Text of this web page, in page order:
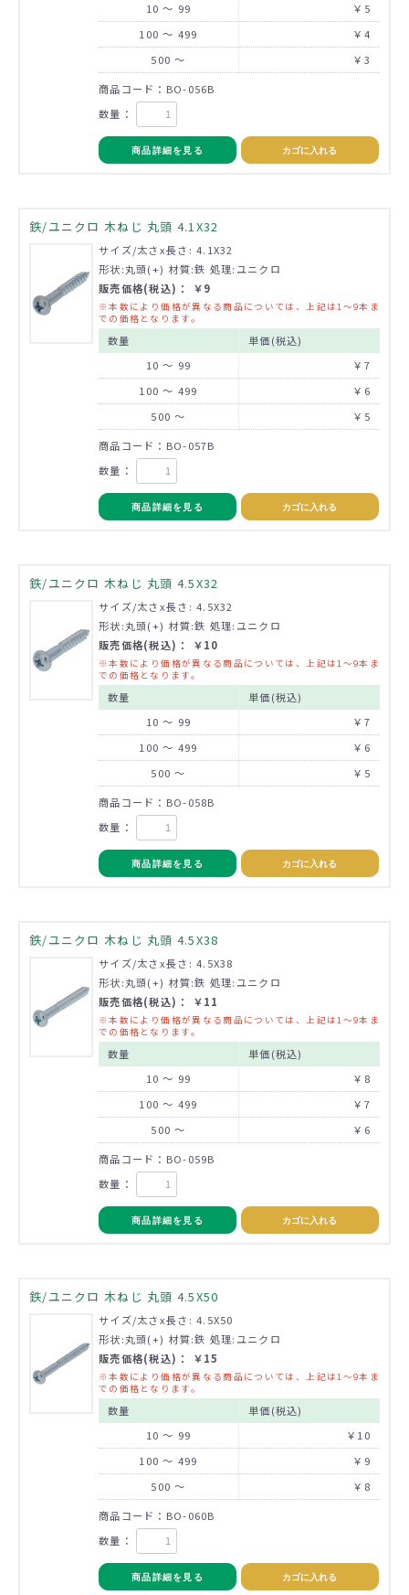
10 ～ 99
￥5
100 ～ 499
￥4
500 ～
￥3
商品コード：BO-056B
数量：
商品詳細を見る カゴに入れる
鉄/ユニクロ 木ねじ 丸頭 4.1X32
サイズ/太さx長さ: 4.1X32
形状:丸頭(+) 材質:鉄 処理:ユニクロ
販売価格(税込)： ￥9
※本数により価格が異なる商品については、上記は1～9本ま
での価格となります。
数量
単価(税込)
10 ～ 99
￥7
100 ～ 499
￥6
500 ～
￥5
商品コード：BO-057B
数量：
商品詳細を見る カゴに入れる
鉄/ユニクロ 木ねじ 丸頭 4.5X32
サイズ/太さx長さ: 4.5X32
形状:丸頭(+) 材質:鉄 処理:ユニクロ
販売価格(税込)： ￥10
※本数により価格が異なる商品については、上記は1～9本ま
での価格となります。
数量
単価(税込)
10 ～ 99
￥7
100 ～ 499
￥6
500 ～
￥5
商品コード：BO-058B
数量：
商品詳細を見る カゴに入れる
鉄/ユニクロ 木ねじ 丸頭 4.5X38
サイズ/太さx長さ: 4.5X38
形状:丸頭(+) 材質:鉄 処理:ユニクロ
販売価格(税込)： ￥11
※本数により価格が異なる商品については、上記は1～9本ま
での価格となります。
数量
単価(税込)
10 ～ 99
￥8
100 ～ 499
￥7
500 ～
￥6
商品コード：BO-059B
数量：
商品詳細を見る カゴに入れる
鉄/ユニクロ 木ねじ 丸頭 4.5X50
サイズ/太さx長さ: 4.5X50
形状:丸頭(+) 材質:鉄 処理:ユニクロ
販売価格(税込)： ￥15
※本数により価格が異なる商品については、上記は1～9本ま
での価格となります。
数量
単価(税込)
10 ～ 99
￥10
100 ～ 499
￥9
500 ～
￥8
商品コード：BO-060B
数量：
商品詳細を見る カゴに入れる